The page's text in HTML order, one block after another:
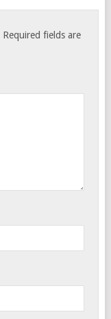
Required fields are